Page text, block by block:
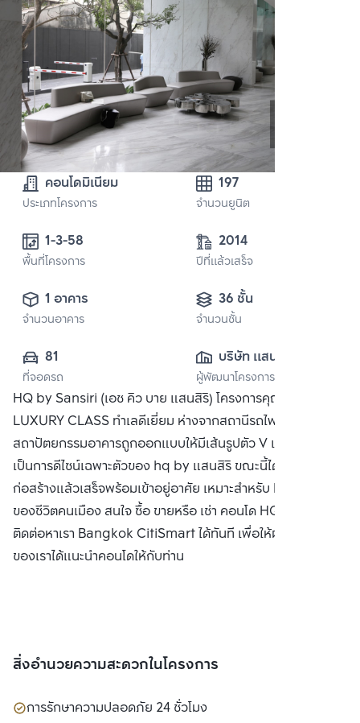
คอนโดมิเนียม
ประเภทโครงการ
197
จำนวนยูนิต
พื้นที่โครงการ
2014
ปีที่แล้วเสร็จ
1 อาคาร
จำนวนอาคาร
36 ชั้น
จำนวนชั้น
81
ที่จอดรถ
บริษัท แสนสิริ
จำกัด (มหาชน)
ผู้พัฒนาโครงการ
HQ by Sansiri (เอช คิว บาย แสนสิริ) โครงการคุณภาพระดับ
LUXURY CLASS ทำเลดีเยี่ยม ห่างจากสถานีรถไฟฟ้าทองหล่อ
สถาปัตยกรรมอาคารถูกออกแบบให้มีเส้นรูปตัว V เฉียงๆ
เป็นการดีไซน์เฉพาะตัวของ hq by แสนสิริ ขณะนี้ได้ดำเนินการ
ก่อสร้างแล้วเสร็จพร้อมเข้าอยู่อาศัย เหมาะสำหรับ Life Style
ของชีวิตคนเมือง สนใจ ซื้อ ขายหรือ เช่า คอนโด HQ by แสนสิริ
ติดต่อหาเรา Bangkok CitiSmart ได้ทันที เพื่อให้ผู้เชี่ยวชาญ
ของเราได้แนะนำคอนโดให้กับท่าน
สิ่งอำนวยความสะดวกในโครงการ
การรักษาความปลอดภัย 24 ชั่วโมง